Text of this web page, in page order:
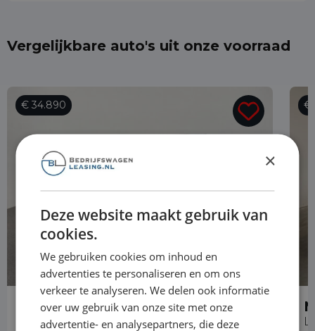
Vergelijkbare auto's uit onze voorraad
€ 34.890
Mercedes-Benz GLA
200 AMG Line Business Solution
€
×
Deze website maakt gebruik van
cookies.
We gebruiken cookies om inhoud en
advertenties te personaliseren en om ons
verkeer te analyseren. We delen ook informatie
over uw gebruik van onze site met onze
advertentie- en analysepartners, die deze